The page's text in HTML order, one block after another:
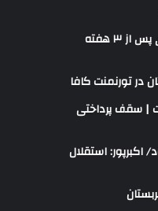
ویسی سرمربی ذوب آهن شد/ پورموسوی پس از ۳ هفته
در تورنمنت کافا
| سقف پرداختی
اکبرپور: استقلال